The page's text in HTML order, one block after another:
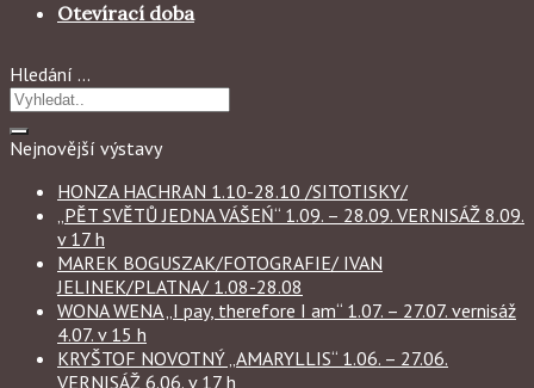
Otevírací doba
Hledání …
Nejnovější výstavy
HONZA HACHRAN 1.10-28.10 /SITOTISKY/
„PĚT SVĚTŮ JEDNA VÁŠEŃ“ 1.09. – 28.09. VERNISÁŽ 8.09.
v 17 h
MAREK BOGUSZAK/FOTOGRAFIE/ IVAN
JELINEK/PLATNA/ 1.08-28.08
WONA WENA „I pay, therefore I am“ 1.07. – 27.07. vernisáž
4.07. v 15 h
KRYŠTOF NOVOTNÝ „AMARYLLIS“ 1.06. – 27.06.
VERNISÁŽ 6.06. v 17 h